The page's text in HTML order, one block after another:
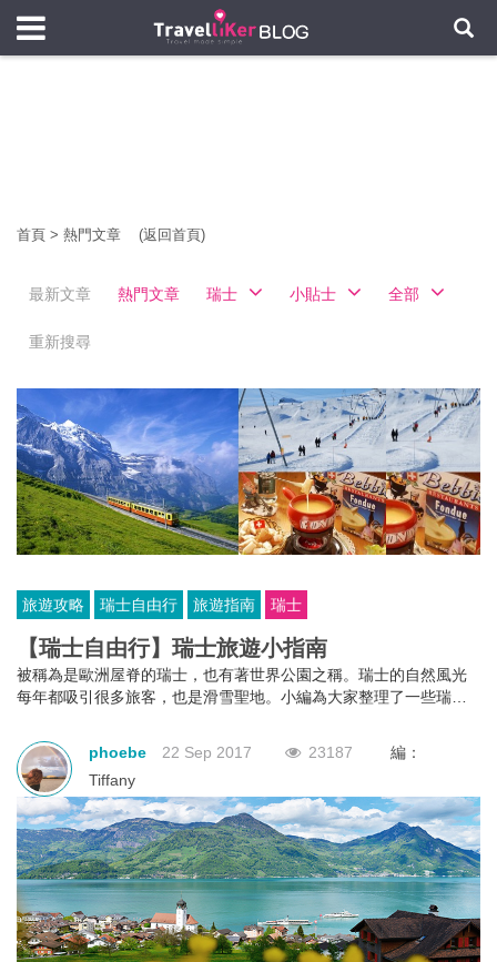
首頁 > 熱門文章 (返回首頁)
最新文章 熱門文章 瑞士 小貼士 全部
重新搜尋
旅遊攻略 瑞士自由行 旅遊指南 瑞士
【瑞士自由行】瑞士旅遊小指南
被稱為是歐洲屋脊的瑞士，也有著世界公園之稱。瑞士的自然風光
每年都吸引很多旅客，也是滑雪聖地。小編為大家整理了一些瑞士
phoebe
22 Sep 2017 23187
編：
Tiffany